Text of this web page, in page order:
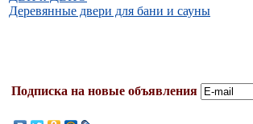
Деревянные двери для бани и сауны
Подписка на новые объявления